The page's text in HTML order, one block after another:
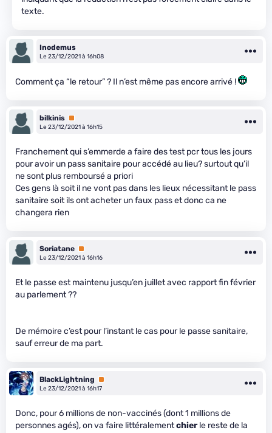
texte.
Inodemus
Le 23/12/2021 à 16h08
Comment ça “le retour” ? Il n’est même pas encore arrivé !
bilkinis Premium
Le 23/12/2021 à 16h15
Franchement qui s’emmerde a faire des test pcr tous les jours
pour avoir un pass sanitaire pour accédé au lieu? surtout qu’il
ne sont plus remboursé a priori
Ces gens là soit il ne vont pas dans les lieux nécessitant le pass
sanitaire soit ils ont acheter un faux pass et donc ca ne
changera rien
Soriatane Premium
Le 23/12/2021 à 16h16
Et le passe est maintenu jusqu’en juillet avec rapport fin février
au parlement ??
De mémoire c’est pour l’instant le cas pour le passe sanitaire,
sauf erreur de ma part.
BlackLightning
Premium
Le 23/12/2021 à 16h17
Donc, pour 6 millions de non-vaccinés (dont 1 millions de
personnes agés), on va faire littéralementchierle reste de la